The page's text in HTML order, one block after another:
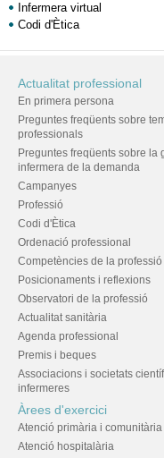
Infermera virtual
Codi d'Ètica
Actualitat professional
En primera persona
Preguntes freqüents sobre
professionals
Preguntes freqüents sobre la
infermera de la demanda
Campanyes
Professió
Codi d'Ètica
Ordenació professional
Competències de la professió
Posicionaments i reflexions
Observatori de la professió
Actualitat sanitària
Agenda professional
Premis i beques
Associacions i societats
infermeres
Àrees d'exercici
Atenció primària i comunitària
Atenció hospitalària